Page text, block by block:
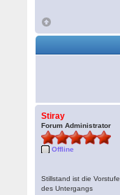
Stiray
Forum Administrator
Offline
Stillstand ist die Vorstufe
des Untergangs